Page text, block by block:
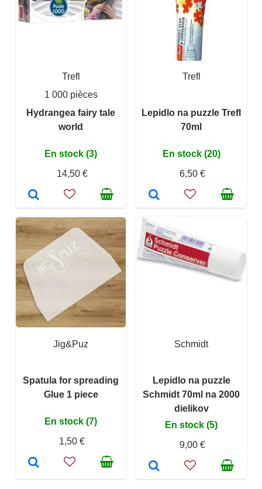
Trefl
1 000 pièces
Hydrangea fairy tale
world
En stock (3)
14,50 €
Trefl
Lepidlo na puzzle Trefl
70ml
En stock (20)
6,50 €
Jig&Puz
Spatula for spreading
Glue 1 piece
En stock (7)
1,50 €
Schmidt
Lepidlo na puzzle
Schmidt 70ml na 2000
dielikov
En stock (5)
9,00 €